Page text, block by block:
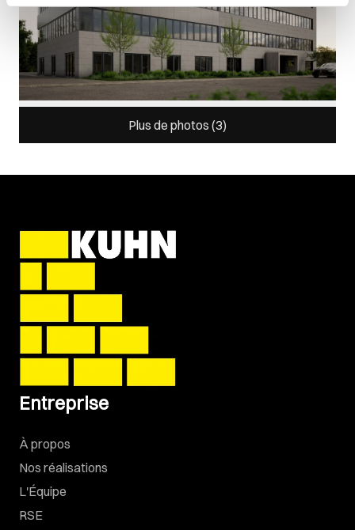
Pour en savoir plus sur le traitement de vos données
personnelles et définir vos préférences, reportez-vous à
la section « Détails ». Vous pouvez modifier ou retirer
votre consentement à tout moment à partir de la
Les cookies nous permettent de personnaliser le contenu
publicité et d'analyse, qui peuvent combiner celles-ci
avec d'autres informations que vous leur avez fournies
ou qu'ils ont collectées lors de votre utilisation de leurs
Plus de photos (3)
Entreprise
À propos
Nos réalisations
L'Équipe
RSE